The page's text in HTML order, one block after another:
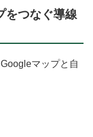
つなぐ導線
マップと自